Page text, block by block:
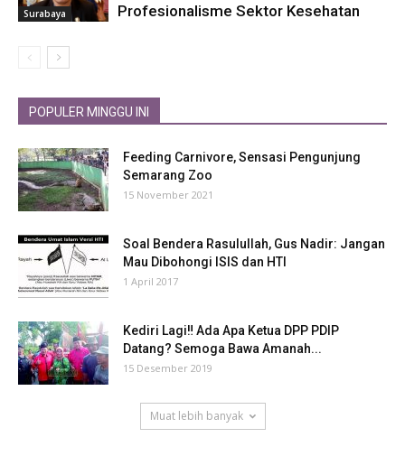
Surabaya
Profesionalisme Sektor Kesehatan
POPULER MINGGU INI
Feeding Carnivore, Sensasi Pengunjung
Semarang Zoo
15 November 2021
Soal Bendera Rasulullah, Gus Nadir: Jangan
Mau Dibohongi ISIS dan HTI
1 April 2017
Kediri Lagi‼ Ada Apa Ketua DPP PDIP
Datang? Semoga Bawa Amanah...
15 Desember 2019
Muat lebih banyak